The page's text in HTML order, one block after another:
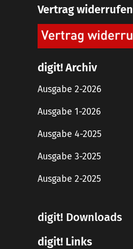
Vertrag widerrufen
digit! Archiv
Ausgabe 2-2026
Ausgabe 1-2026
Ausgabe 4-2025
Ausgabe 3-2025
Ausgabe 2-2025
digit! Downloads
digit! Links